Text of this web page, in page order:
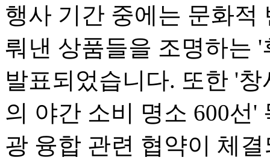
행사 기간 중에는 문화적
뤄낸 상품들을 조명하는
발표되었습니다. 또한 '
의 야간 소비 명소 600선
광 융합 관련 협약이 체